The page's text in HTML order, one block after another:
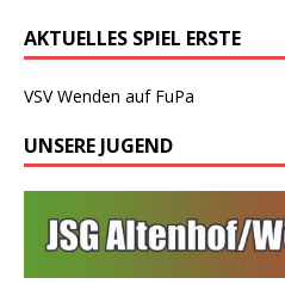
AKTUELLES SPIEL ERSTE
VSV Wenden auf FuPa
UNSERE JUGEND